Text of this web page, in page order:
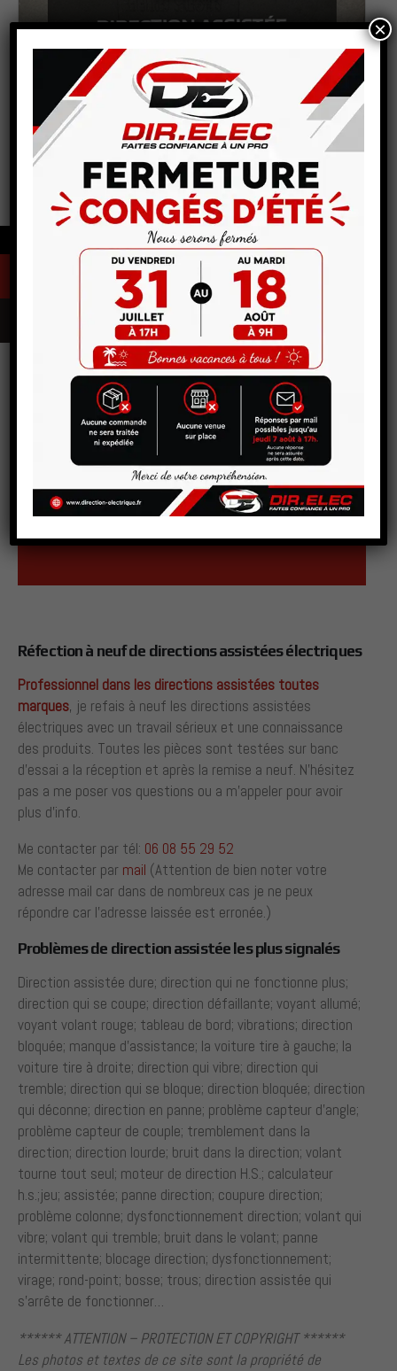
DIR.ELEC - Spécialiste direction assistée
Demande de Pièces en
ligne
Nous appeler
Réfection à neuf de directions assistées électriques
Professionnel dans les directions assistées toutes
marques, je refais à neuf les directions assistées
électriques avec un travail sérieux et une connaissance
des produits. Toutes les pièces sont testées sur banc
d’essai a la réception et après la remise a neuf. N’hésitez
pas a me poser vos questions ou a m’appeler pour avoir
plus d’info.
Me contacter par tél: 06 08 55 29 52
Me contacter par mail (Attention de bien noter votre
adresse mail car dans de nombreux cas je ne peux
répondre car l’adresse laissée est erronée.)
Problèmes de direction assistée les plus signalés
Direction assistée dure; direction qui ne fonctionne plus;
direction qui se coupe; direction défaillante; voyant allumé;
voyant volant rouge; tableau de bord; vibrations; direction
bloquée; manque d’assistance; la voiture tire à gauche; la
voiture tire à droite; direction qui vibre; direction qui
tremble; direction qui se bloque; direction bloquée; direction
qui déconne; direction en panne; problème capteur d’angle;
problème capteur de couple; tremblement dans la
direction; direction lourde; bruit dans la direction; volant
tourne tout seul; moteur de direction H.S.; calculateur
h.s.;jeu; assistée; panne direction; coupure direction;
problème colonne; dysfonctionnement direction; volant qui
vibre; volant qui tremble; bruit dans le volant; panne
intermittente; blocage direction; dysfonctionnement;
virage; rond-point; bosse; trous; direction assistée qui
s’arrête de fonctionner…
****** ATTENTION – PROTECTION ET COPYRIGHT ******
Les photos et textes de ce site sont la propriété de
×